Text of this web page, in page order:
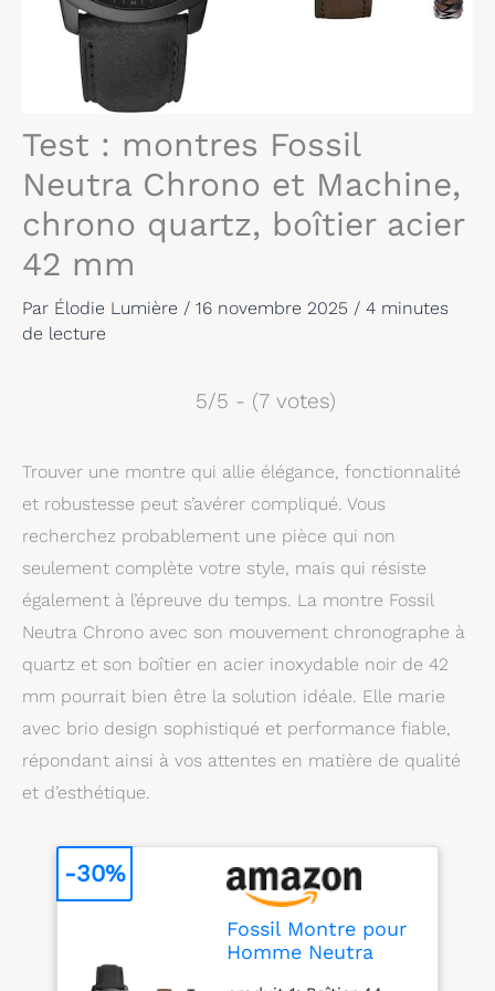
Test : montres Fossil
Neutra Chrono et Machine,
chrono quartz, boîtier acier
42 mm
Par Élodie Lumière / 16 novembre 2025 / 4 minutes
de lecture
5/5 - (7 votes)
Trouver une montre qui allie élégance, fonctionnalité
et robustesse peut s’avérer compliqué. Vous
recherchez probablement une pièce qui non
seulement complète votre style, mais qui résiste
également à l’épreuve du temps. La montre Fossil
Neutra Chrono avec son mouvement chronographe à
quartz et son boîtier en acier inoxydable noir de 42
mm pourrait bien être la solution idéale. Elle marie
avec brio design sophistiqué et performance fiable,
répondant ainsi à vos attentes en matière de qualité
et d’esthétique.
Fossil Montre pour
Homme Neutra
-30%